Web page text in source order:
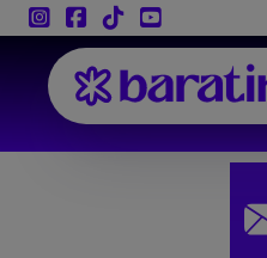
Aller au contenu